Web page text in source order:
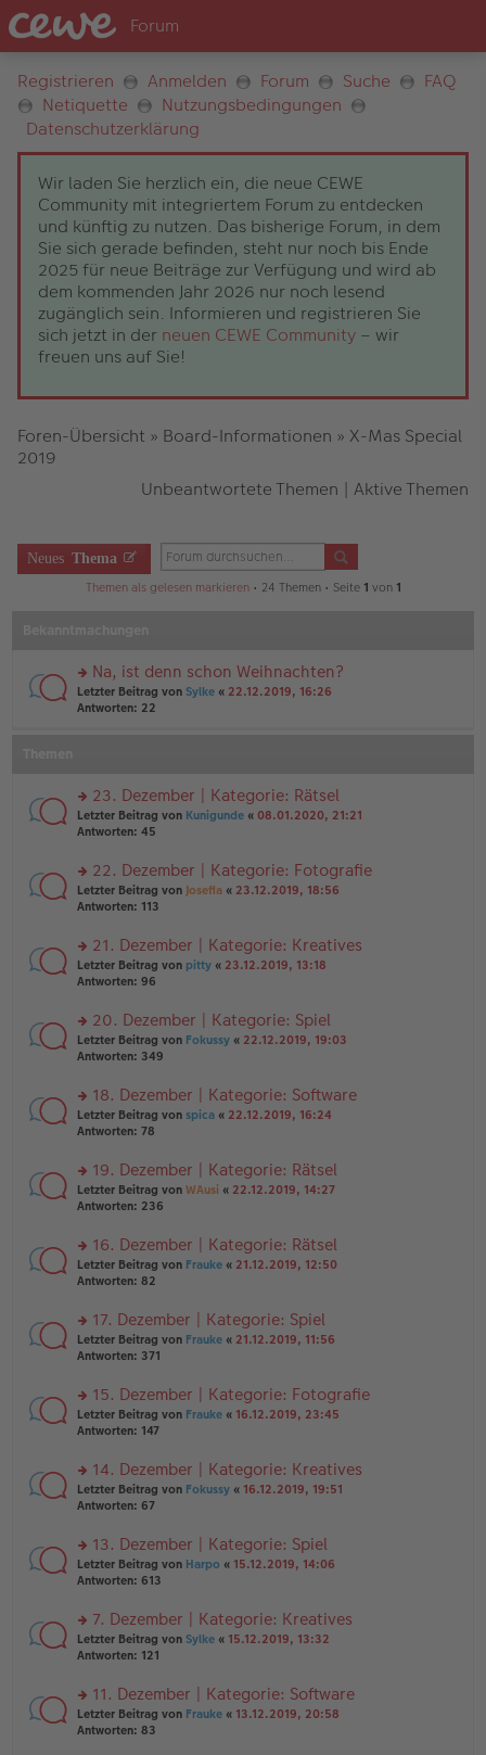
Registrieren Anmelden Forum Suche
FAQ
Netiquette
Nutzungsbedingungen
Datenschutzerklärung
Wir laden Sie herzlich ein, die neue CEWE
Community mit integriertem Forum zu entdecken
und künftig zu nutzen. Das bisherige Forum, in dem
Sie sich gerade befinden, steht nur noch bis Ende
2025 für neue Beiträge zur Verfügung und wird ab
dem kommenden Jahr 2026 nur noch lesend
zugänglich sein. Informieren und registrieren Sie
sich jetzt in der neuen CEWE Community – wir
freuen uns auf Sie!
Foren-Übersicht » Board-Informationen » X-Mas Special
2019
Unbeantwortete Themen | Aktive Themen
Neues Thema
Themen als gelesen markieren• 24 Themen • Seite 1 von 1
rs
te
es
e
n
B
ei
tr
Na, ist denn schon Weihnachten?
Letzter Beitrag von Sylke « 22.12.2019, 16:26
Antworten: 22
rs
te
n
g
el
e
n
er
tr
a
g
23. Dezember | Kategorie: Rätsel
Letzter Beitrag von Kunigunde « 08.01.2020, 21:21
Antworten: 45
rs
te
n
g
el
e
n
er
tr
a
g
22. Dezember | Kategorie: Fotografie
Letzter Beitrag von Josefia « 23.12.2019, 18:56
Antworten: 113
rs
te
n
g
el
e
n
er
tr
a
g
21. Dezember | Kategorie: Kreatives
Letzter Beitrag von pitty « 23.12.2019, 13:18
Antworten: 96
rs
te
n
g
el
e
n
er
tr
a
g
20. Dezember | Kategorie: Spiel
Letzter Beitrag von Fokussy « 22.12.2019, 19:03
Antworten: 349
rs
te
n
g
el
e
n
er
tr
a
g
18. Dezember | Kategorie: Software
Letzter Beitrag von spica « 22.12.2019, 16:24
Antworten: 78
rs
te
n
g
el
e
n
er
tr
a
g
19. Dezember | Kategorie: Rätsel
Letzter Beitrag von WAusi « 22.12.2019, 14:27
Antworten: 236
rs
te
n
g
el
e
n
er
tr
a
g
16. Dezember | Kategorie: Rätsel
Letzter Beitrag von Frauke « 21.12.2019, 12:50
Antworten: 82
rs
te
n
g
el
e
n
er
tr
a
g
17. Dezember | Kategorie: Spiel
Letzter Beitrag von Frauke « 21.12.2019, 11:56
Antworten: 371
rs
te
n
g
el
e
n
er
tr
a
g
15. Dezember | Kategorie: Fotografie
Letzter Beitrag von Frauke « 16.12.2019, 23:45
Antworten: 147
rs
te
n
g
el
e
n
er
tr
a
g
14. Dezember | Kategorie: Kreatives
Letzter Beitrag von Fokussy « 16.12.2019, 19:51
Antworten: 67
rs
te
n
g
el
e
n
er
13. Dezember | Kategorie: Spiel
Letzter Beitrag von Harpo « 15.12.2019, 14:06
Antworten: 613
rs
te
n
g
el
7. Dezember | Kategorie: Kreatives
Letzter Beitrag von Sylke « 15.12.2019, 13:32
Antworten: 121
rs
te
11. Dezember | Kategorie: Software
Letzter Beitrag von Frauke « 13.12.2019, 20:58
Antworten: 83